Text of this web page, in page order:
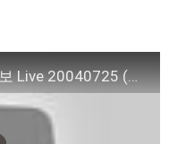
더 넛츠 (The Nuts) – 사랑의 바보 Live 20040725 (인기가요, HD)